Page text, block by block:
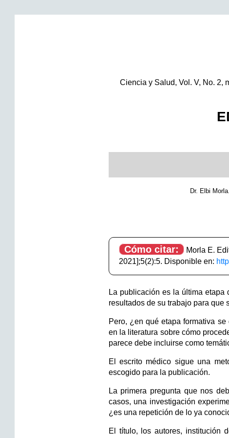
Ciencia y Salud, Vol. V, No. 2,
Dr. Elbi
Cómo citar:
Morla E.
2021];5(2):5. Disponible en:
La publicación es la última
resultados de su trabajo para que
Pero, ¿en qué etapa formativa
en la literatura sobre cómo
parece debe incluirse como
El escrito médico sigue una
escogido para la publicación.
La primera pregunta que nos
casos, una investigación
¿es una repetición de lo ya
El título, los autores, institución